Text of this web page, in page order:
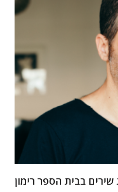
בבית הספר רימון